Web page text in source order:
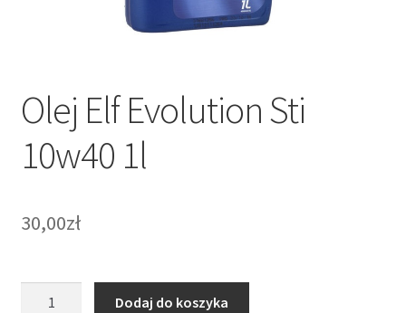
Olej Elf Evolution Sti
10w40 1l
30,00zł
Dodaj do koszyka